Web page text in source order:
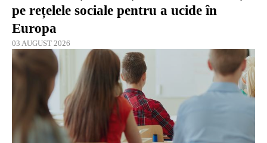
pe rețelele sociale pentru a ucide în
Europa
03 AUGUST 2026